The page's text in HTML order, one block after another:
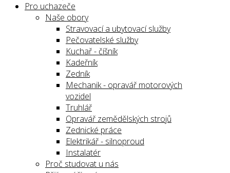
Pro uchazeče
Naše obory
Stravovací a ubytovací služby
Pečovatelské služby
Kuchař - číšník
Kadeřník
Zedník
Mechanik - opravář motorových
vozidel
Truhlář
Opravář zemědělských strojů
Zednické práce
Elektrikář - silnoproud
Instalatér
Proč studovat u nás